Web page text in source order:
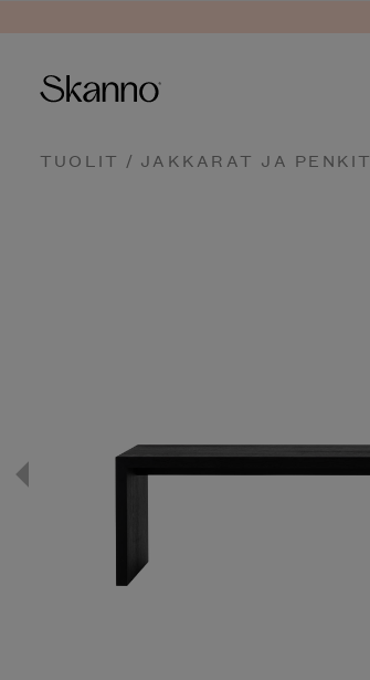
Haku
TUOLIT / JAKKARAT JA PENKIT